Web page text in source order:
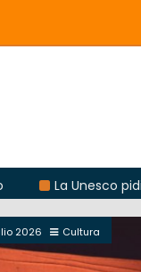
Unesco pidió frenar
2026 Cultura